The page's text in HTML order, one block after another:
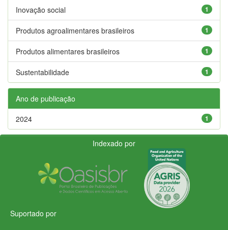
1
Inovação social
1
Produtos agroalimentares brasileiros
1
Produtos alimentares brasileiros
1
Sustentabilidade
Ano de publicação
1
2024
Indexado por
Suportado por